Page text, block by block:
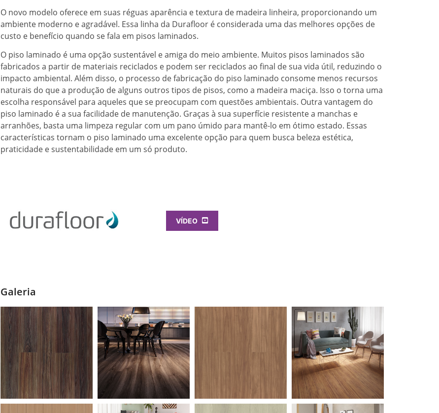
O novo modelo oferece em suas réguas aparência e textura de madeira linheira, proporcionando um
ambiente moderno e agradável. Essa linha da Durafloor é considerada uma das melhores opções de
custo e benefício quando se fala em pisos laminados.
O piso laminado é uma opção sustentável e amiga do meio ambiente. Muitos pisos laminados são
fabricados a partir de materiais reciclados e podem ser reciclados ao final de sua vida útil, reduzindo o
impacto ambiental. Além disso, o processo de fabricação do piso laminado consome menos recursos
naturais do que a produção de alguns outros tipos de pisos, como a madeira maciça. Isso o torna uma
escolha responsável para aqueles que se preocupam com questões ambientais. Outra vantagem do
piso laminado é a sua facilidade de manutenção. Graças à sua superfície resistente a manchas e
arranhões, basta uma limpeza regular com um pano úmido para mantê-lo em ótimo estado. Essas
características tornam o piso laminado uma excelente opção para quem busca beleza estética,
praticidade e sustentabilidade em um só produto.
VÍDEO
Galeria
Alamo Alamo
Amendola-
Amendola-
Curacao